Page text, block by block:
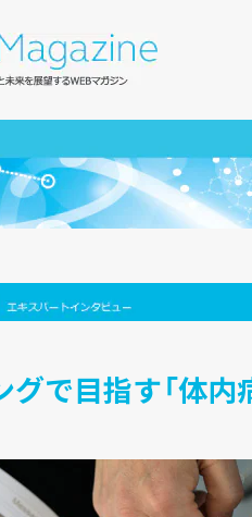
で目指す「体内